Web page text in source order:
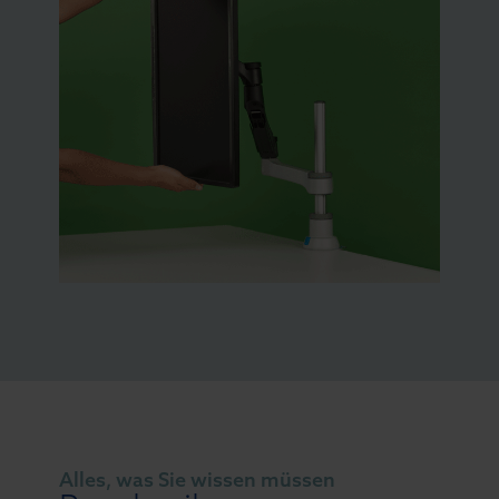
Alles, was Sie wissen müssen